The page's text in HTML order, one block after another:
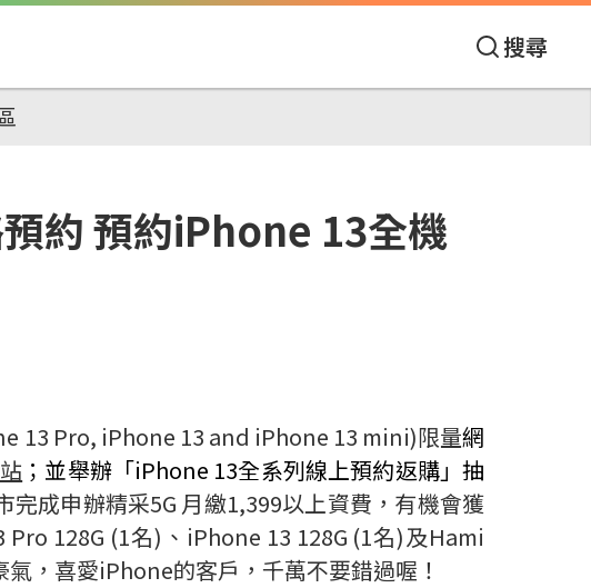
搜尋
約 預約iPhone 13全機
13 Pro, iPhone 13 and iPhone 13 mini)限量網
；並舉辦「iPhone 13全系列線上預約返購」抽
完成申辦精采5G 月繳1,399以上資費，有機會獲
Pro 128G (1名) 、 iPhone 13 128G (1名)及Hami
氣，喜愛iPhone的客戶，千萬不要錯過喔！